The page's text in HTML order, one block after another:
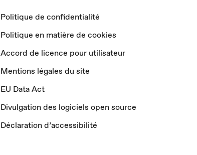
Politique de confidentialité
Politique en matière de cookies
Accord de licence pour utilisateur
Mentions légales du site
EU Data Act
Divulgation des logiciels open source
Déclaration d’accessibilité